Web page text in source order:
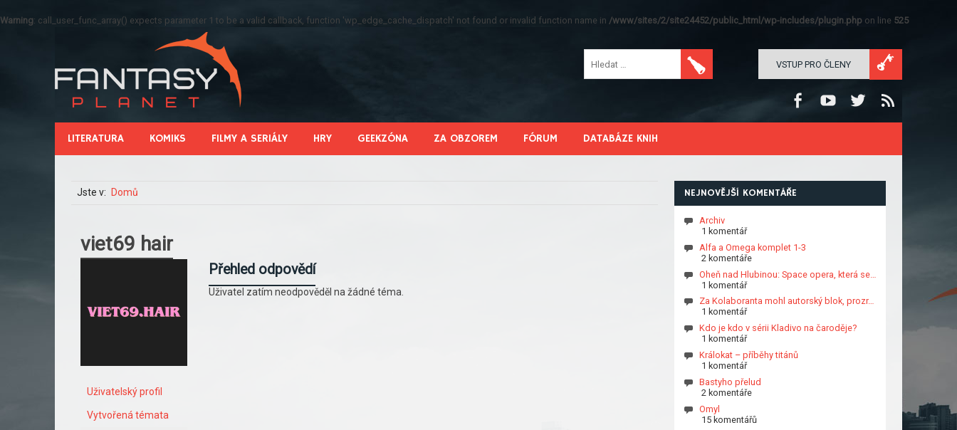
Warning: call_user_func_array() expects parameter 1 to be a valid callback, function 'wp_edge_cache_dispatch' not found or invalid function name in /www/sites/2/site24452/public_html/wp-includes/plugin.php on line 525
VSTUP PRO ČLENY
LITERATURA KOMIKS FILMY A SERIÁLY HRY GEEKZÓNA ZA OBZOREM FÓRUM DATABÁZE KNIH
Jste v: Domů
viet69 hair
Uživatelský profil
Vytvořená témata
Přehled odpovědí
Uživatel zatím neodpověděl na žádné téma.
NEJNOVĚJŠÍ KOMENTÁŘE
Archiv
1 komentář
Alfa a Omega komplet 1-3
2 komentáře
Oheň nad Hlubinou: Space opera, která se…
1 komentář
Za Kolaboranta mohl autorský blok, prozr…
1 komentář
Kdo je kdo v sérii Kladivo na čaroděje?
1 komentář
Králokat – příběhy titánů
1 komentář
Bastyho přelud
2 komentáře
Omyl
15 komentářů